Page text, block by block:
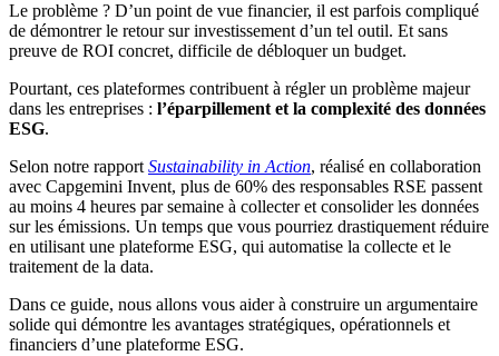
Le problème ? D’un point de vue financier, il est parfois compliqué
de démontrer le retour sur investissement d’un tel outil. Et sans
preuve de ROI concret, difficile de débloquer un budget.
Pourtant, ces plateformes contribuent à régler un problème majeur
dans les entreprises : l’éparpillement et la complexité des données
ESG.
Selon notre rapport Sustainability in Action, réalisé en collaboration
avec Capgemini Invent, plus de 60% des responsables RSE passent
au moins 4 heures par semaine à collecter et consolider les données
sur les émissions. Un temps que vous pourriez drastiquement réduire
en utilisant une plateforme ESG, qui automatise la collecte et le
traitement de la data.
Dans ce guide, nous allons vous aider à construire un argumentaire
solide qui démontre les avantages stratégiques, opérationnels et
financiers d’une plateforme ESG.